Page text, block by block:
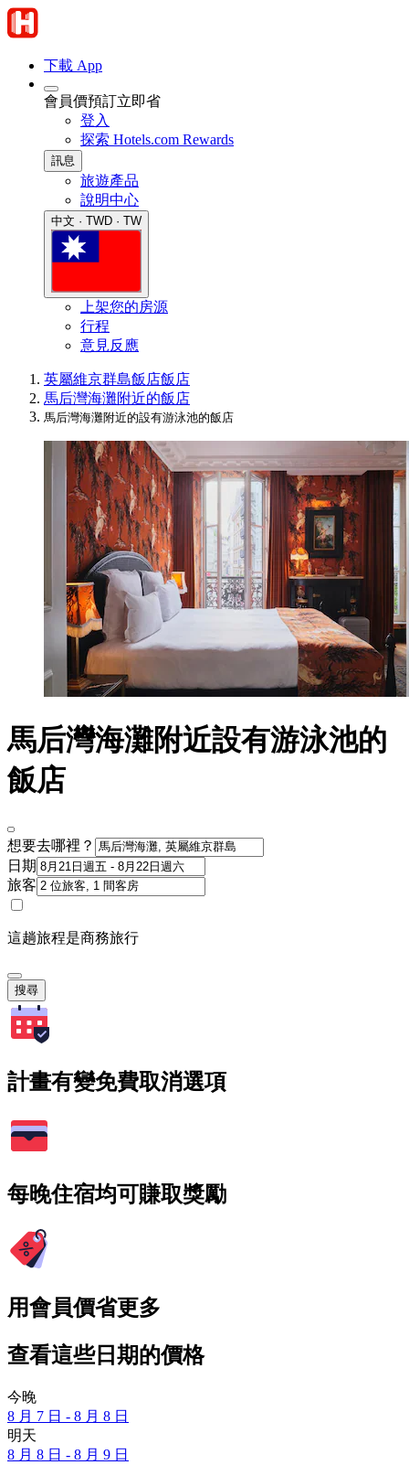
下載 App
會員價預訂立即省
登入
探索 Hotels.com Rewards
訊息
旅遊產品
說明中心
中文 · TWD · TW
上架您的房源
行程
意見反應
英屬維京群島飯店飯店
馬后灣海灘附近的飯店
馬后灣海灘附近的設有游泳池的飯店
馬后灣海灘附近設有游泳池的
飯店
想要去哪裡？
日期
旅客
這趟旅程是商務旅行
搜尋
計畫有變免費取消選項
每晚住宿均可賺取獎勵
用會員價省更多
查看這些日期的價格
今晚
8 月 7 日 - 8 月 8 日
明天
8 月 8 日 - 8 月 9 日